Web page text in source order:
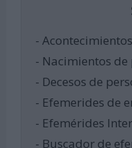
-
- Nacimientos
- Decesos de
- Efemerides de
- Efemérides
- Buscador de